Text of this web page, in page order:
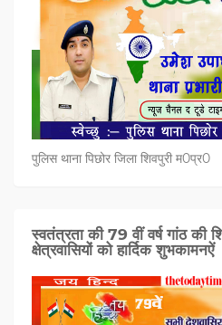
पुलिस थाना पिछोर जिला शिवपुरी म0प्र0
स्वतंत्रता की 79 वीं वर्ष गांठ की
क्षेत्रवासियों को हार्दिक शुभकामनऐं